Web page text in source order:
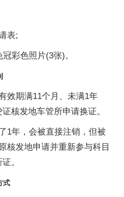
表;
彩色照片(3张)。
效期满11个月、未满1年
核发地车管所申请换证。
1年，会被直接注销，但被
核发地申请并重新参与科目
。
式